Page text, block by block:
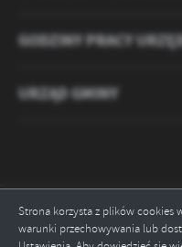
Strona korzysta z plików cookies
warunki przechowywania lub
GODZINY PRACY
URZĄD GMINY